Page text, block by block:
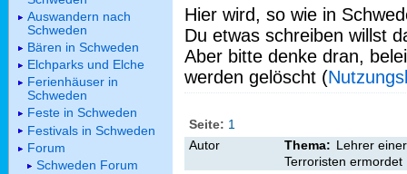
Hier wird, so wie in
Du etwas schreiben willst
Aber bitte denke dran,
werden gelöscht (
Seite: 1
Autor
Thema: Lehrer
Terroristen ermordet
Auswandern nach
Schweden
Bären in Schweden
Elchparks und Elche
Ferienhäuser in
Schweden
Feste in Schweden
Festivals in Schweden
Forum
Schweden Forum